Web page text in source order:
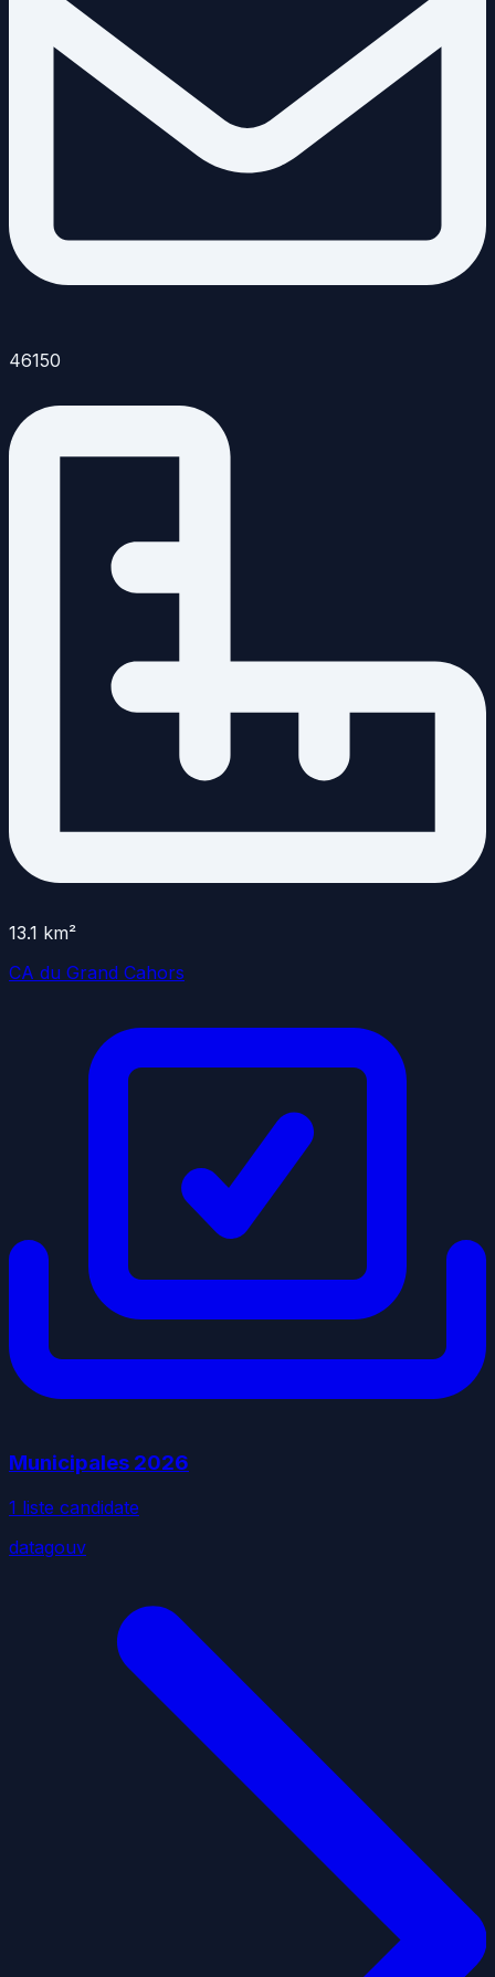
46150
13.1 km²
CA du Grand Cahors
Municipales 2026
1 liste candidate
datagouv